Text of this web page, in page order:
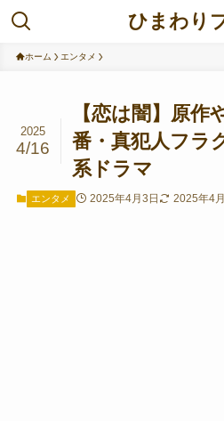
ひまわり
ホーム エンタメ
【恋は闇】原
番・真犯人フラ
系ドラマ
2025
4/16
エンタメ 2025年4月3日 2025年4